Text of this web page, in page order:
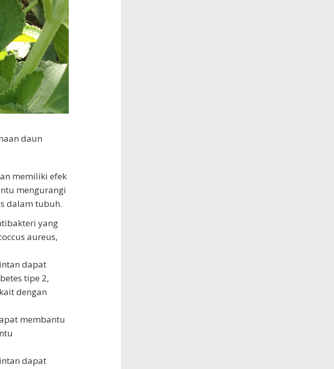
daun
memiliki efek
mengurangi
dalam tubuh.
yang
aureus,
dapat
tipe 2,
dengan
membantu
dapat